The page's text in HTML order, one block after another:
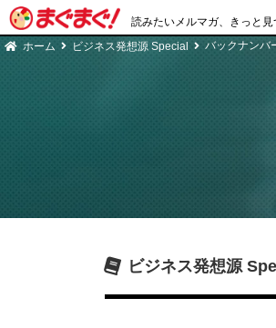
読みたいメルマガ、きっと見
ホーム ビジネス発想源 Special バックナンバ
ビジネス発想源